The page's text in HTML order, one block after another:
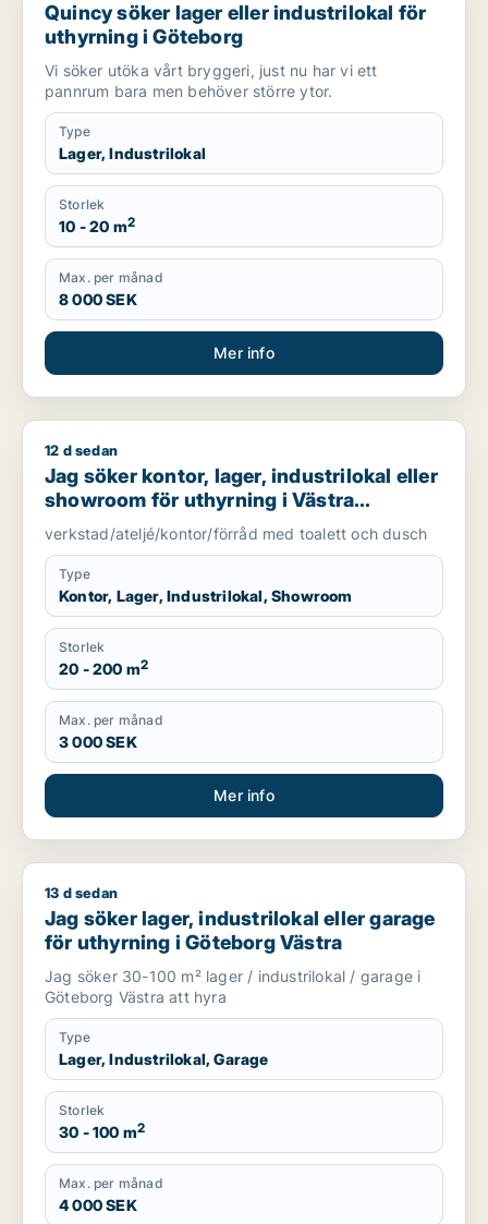
Quincy söker lager eller industrilokal för
uthyrning i Göteborg
Vi söker utöka vårt bryggeri, just nu har vi ett
pannrum bara men behöver större ytor.
Type
Lager, Industrilokal
Storlek
10 - 20 m2
Max. per månad
8 000 SEK
Mer info
Jag söker kontor, lager, industrilokal eller showroom för
12 d sedan
Jag söker kontor, lager, industrilokal eller
showroom för uthyrning i Västra
Götaland
verkstad/ateljé/kontor/förråd med toalett och dusch
Type
Kontor, Lager, Industrilokal, Showroom
Storlek
20 - 200 m2
Max. per månad
3 000 SEK
Mer info
Jag söker lager, industrilokal eller garage för uthyrning i
13 d sedan
Jag söker lager, industrilokal eller garage
för uthyrning i Göteborg Västra
Jag söker 30-100 m² lager / industrilokal / garage i
Göteborg Västra att hyra
Type
Lager, Industrilokal, Garage
Storlek
30 - 100 m2
Max. per månad
4 000 SEK